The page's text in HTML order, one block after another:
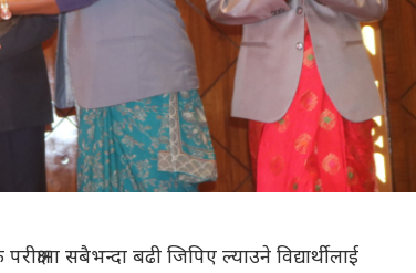
सबैभन्दा बढी जिपिए ल्याउने विद्यार्थीलाई